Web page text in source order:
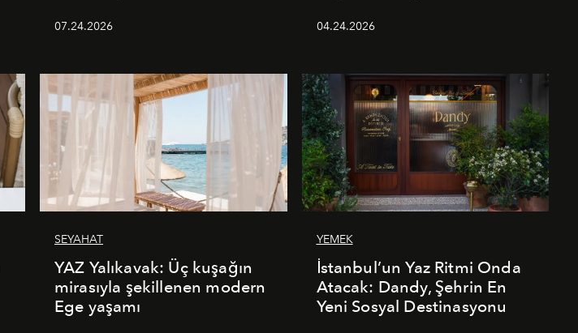
07.24.2026 04.24.2026
SEYAHAT
YAZ Yalıkavak: Üç kuşağın
mirasıyla şekillenen modern
Ege yaşamı
YEMEK
İstanbul’un Yaz Ritmi Onda
Atacak: Dandy, Şehrin En
Yeni Sosyal Destinasyonu